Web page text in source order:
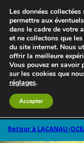
Retour à LACANAU-
Les données
permettre aux
dans le cadre de votre
et ne collectons que
du site internet. Nous
offrir la meilleure
Vous pouvez en
sur les cookies que
réglages.
Accepter